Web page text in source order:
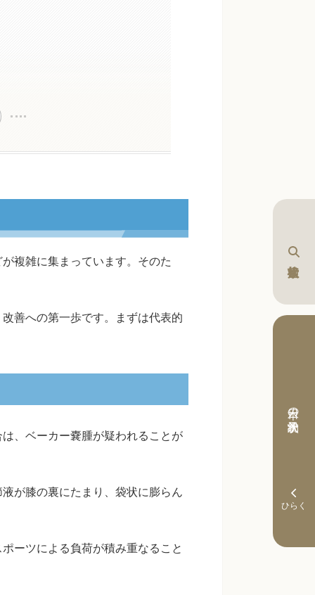
本日の予約状況
複雑に集まっています。そのた
善への第一歩です。まずは代表的
、ベーカー嚢腫が疑われることが
が膝の裏にたまり、袋状に膨らん
ーツによる負荷が積み重なること